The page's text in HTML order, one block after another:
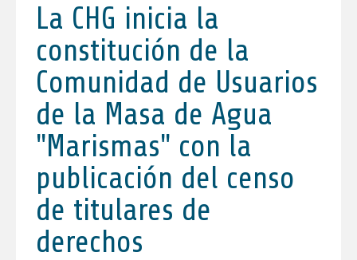
La CHG inicia la
constitución de la
Comunidad de Usuarios
de la Masa de Agua
"Marismas" con la
publicación del censo
de titulares de
derechos